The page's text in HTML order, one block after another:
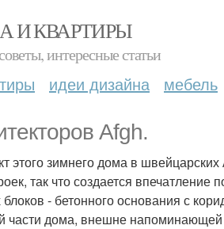
И КВАРТИРЫ
интересные статьи
идеи дизайна мебель
Afgh.
этого зимнего дома в
так что создается впечатление
- бетонного основания с
части дома, внешне напоминающей